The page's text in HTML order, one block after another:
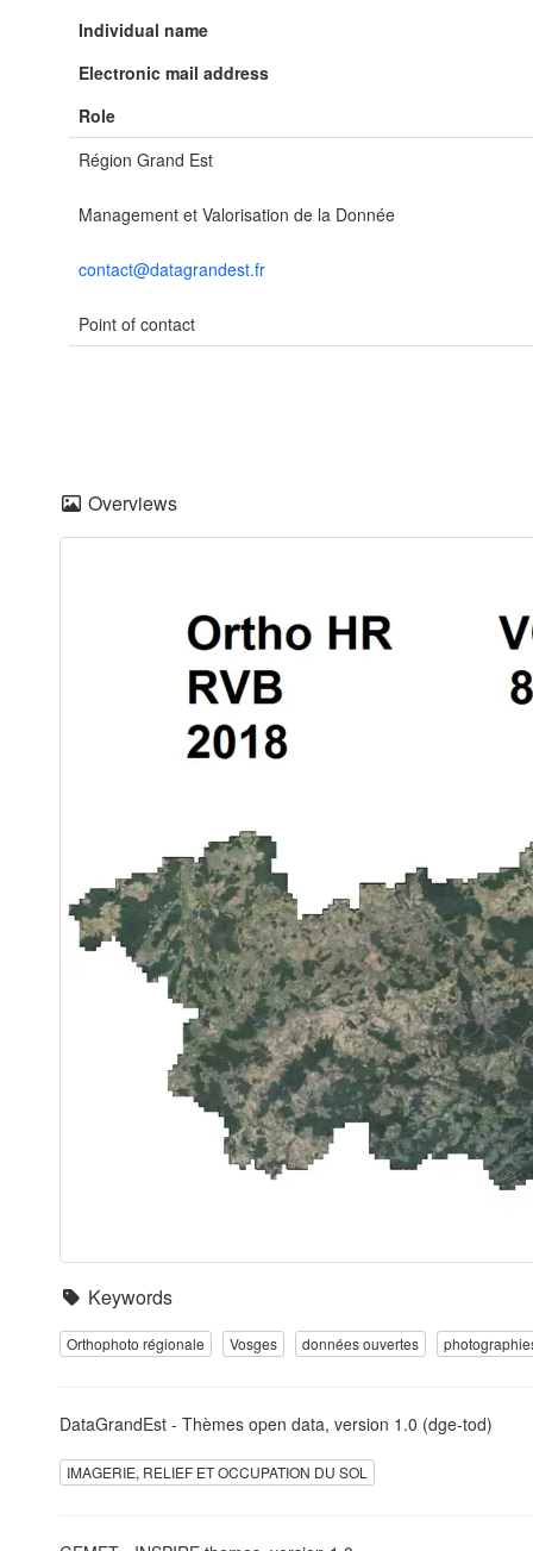
Individual name
Electronic mail address
Role
Région Grand Est
Management et Valorisation de la Donnée
contact@datagrandest.fr
Point of contact
Overviews
Keywords
Orthophoto régionale Vosges données ouvertes
DataGrandEst - Thèmes open data, version 1.0 (dge-tod)
IMAGERIE, RELIEF ET OCCUPATION DU SOL